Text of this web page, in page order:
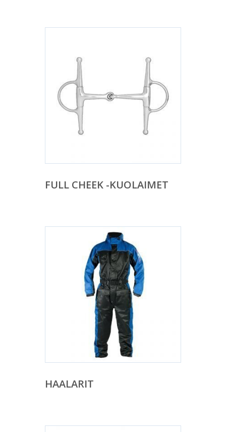
FULL CHEEK -KUOLAIMET
HAALARIT